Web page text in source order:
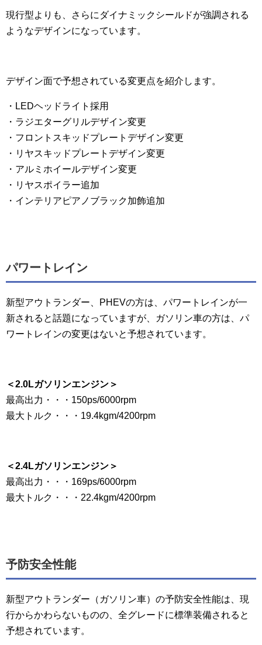
現行型よりも、さらにダイナミックシールドが強調される
ようなデザインになっています。
デザイン面で予想されている変更点を紹介します。
・LEDヘッドライト採用
・ラジエターグリルデザイン変更
・フロントスキッドプレートデザイン変更
・リヤスキッドプレートデザイン変更
・アルミホイールデザイン変更
・リヤスポイラー追加
・インテリアピアノブラック加飾追加
パワートレイン
新型アウトランダー、PHEVの方は、パワートレインが一
新されると話題になっていますが、ガソリン車の方は、パ
ワートレインの変更はないと予想されています。
＜2.0Lガソリンエンジン＞
最高出力・・・150ps/6000rpm
最大トルク・・・19.4kgm/4200rpm
＜2.4Lガソリンエンジン＞
最高出力・・・169ps/6000rpm
最大トルク・・・22.4kgm/4200rpm
予防安全性能
新型アウトランダー（ガソリン車）の予防安全性能は、現
行からかわらないものの、全グレードに標準装備されると
予想されています。